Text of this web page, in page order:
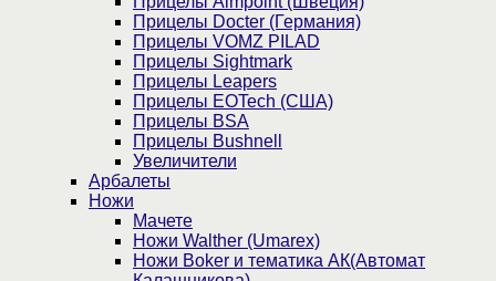
Прицелы Docter (Германия)
Прицелы VOMZ PILAD
Прицелы Sightmark
Прицелы Leapers
Прицелы EOTech (США)
Прицелы BSA
Прицелы Bushnell
Увеличители
Арбалеты
Ножи
Мачете
Ножи Walther (Umarex)
Ножи Boker и тематика АК(Автомат